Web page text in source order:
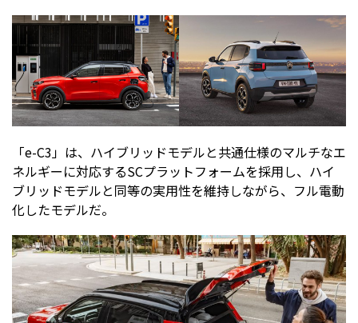
「e-C3」は、ハイブリッドモデルと共通仕様のマルチなエ
ネルギーに対応するSCプラットフォームを採用し、ハイ
ブリッドモデルと同等の実用性を維持しながら、フル電動
化したモデルだ。